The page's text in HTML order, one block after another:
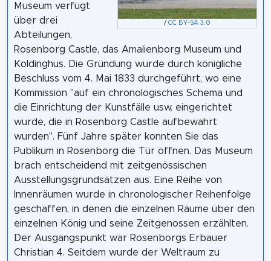
/CC BY-SA 3.0
Museum verfügt
über drei
Abteilungen,
Rosenborg Castle, das Amalienborg Museum und
Koldinghus. Die Gründung wurde durch königliche
Beschluss vom 4. Mai 1833 durchgeführt, wo eine
Kommission "auf ein chronologisches Schema und
die Einrichtung der Kunstfälle usw. eingerichtet
wurde, die in Rosenborg Castle aufbewahrt
wurden". Fünf Jahre später konnten Sie das
Publikum in Rosenborg die Tür öffnen. Das Museum
brach entscheidend mit zeitgenössischen
Ausstellungsgrundsätzen aus. Eine Reihe von
Innenräumen wurde in chronologischer Reihenfolge
geschaffen, in denen die einzelnen Räume über den
einzelnen König und seine Zeitgenossen erzählten.
Der Ausgangspunkt war Rosenborgs Erbauer
Christian 4. Seitdem wurde der Weltraum zu